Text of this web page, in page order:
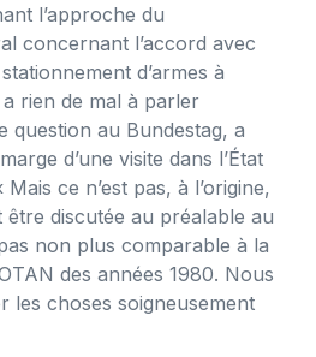
l’approche du
concernant l’accord avec
d’armes à
rien de mal à parler
question au Bundestag, a
d’une visite dans l’État
ce n’est pas, à l’origine,
être discutée au préalable au
non plus comparable à la
des années 1980. Nous
les choses soigneusement